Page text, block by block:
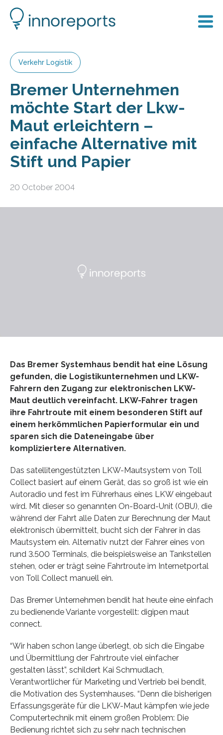
Verkehr Logistik
Bremer Unternehmen
möchte Start der Lkw-
Maut erleichtern –
einfache Alternative mit
Stift und Papier
20 October 2004
Das Bremer Systemhaus bendit hat eine Lösung
gefunden, die Logistikunternehmen und LKW-
Fahrern den Zugang zur elektronischen LKW-
Maut deutlich vereinfacht. LKW-Fahrer tragen
ihre Fahrtroute mit einem besonderen Stift auf
einem herkömmlichen Papierformular ein und
sparen sich die Dateneingabe über
kompliziertere Alternativen.
Das satellitengestützten LKW-Mautsystem von Toll
Collect basiert auf einem Gerät, das so groß ist wie ein
Autoradio und fest im Führerhaus eines LKW eingebaut
wird. Mit dieser so genannten On-Board-Unit (OBU), die
während der Fahrt alle Daten zur Berechnung der Maut
elektronisch übermittelt, bucht sich der Fahrer in das
Mautsystem ein. Alternativ nutzt der Fahrer eines von
rund 3.500 Terminals, die beispielsweise an Tankstellen
stehen, oder er trägt seine Fahrtroute im Internetportal
von Toll Collect manuell ein.
Das Bremer Unternehmen bendit hat heute eine einfach
zu bedienende Variante vorgestellt: digipen maut
connect.
“Wir haben schon lange überlegt, ob sich die Eingabe
und Übermittlung der Fahrtroute viel einfacher
gestalten lässt”, schildert Kai Schmudlach,
Verantwortlicher für Marketing und Vertrieb bei bendit,
die Motivation des Systemhauses. “Denn die bisherigen
Erfassungsgeräte für die LKW-Maut kämpfen wie jede
Computertechnik mit einem großen Problem: Die
Bedienung richtet sich zu sehr nach technischen